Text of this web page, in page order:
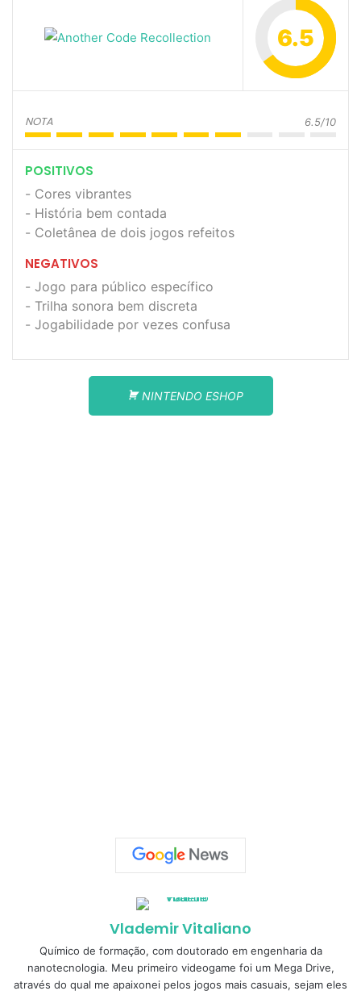
6.5
NOTA 6.5/10
POSITIVOS
Cores vibrantes
História bem contada
Coletânea de dois jogos refeitos
NEGATIVOS
Jogo para público específico
Trilha sonora bem discreta
Jogabilidade por vezes confusa
NINTENDO ESHOP
Vlademir Vitaliano
Químico de formação, com doutorado em engenharia da
nanotecnologia. Meu primeiro videogame foi um Mega Drive,
através do qual me apaixonei pelos jogos mais casuais, sejam eles